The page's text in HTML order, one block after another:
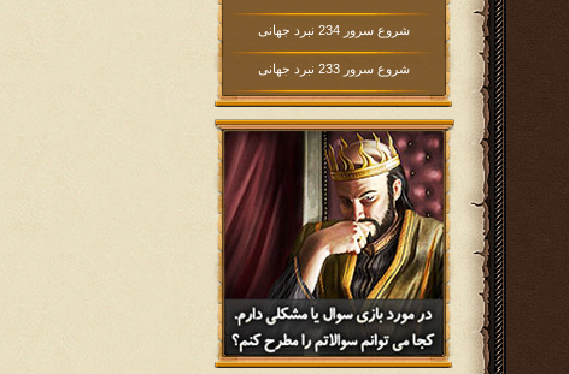
شروع سرور 234 نبرد جهانی
شروع سرور 233 نبرد جهانی